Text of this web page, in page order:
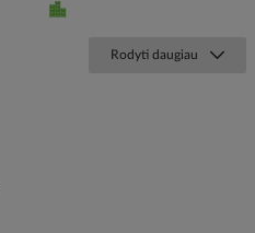
Rodyti daugiau